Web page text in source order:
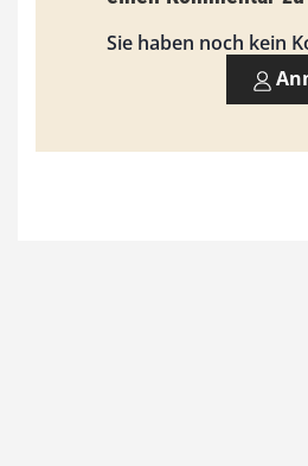
9
0
Sie haben noch kein